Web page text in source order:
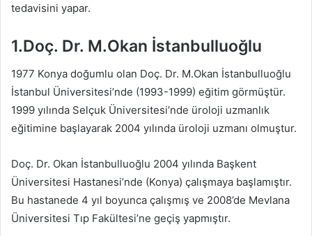
tedavisini yapar.
1.Doç. Dr. M.Okan İstanbulluoğlu
1977 Konya doğumlu olan Doç. Dr. M.Okan İstanbulluoğlu
İstanbul Üniversitesi’nde (1993-1999) eğitim görmüştür.
1999 yılında Selçuk Üniversitesi’nde üroloji uzmanlık
eğitimine başlayarak 2004 yılında üroloji uzmanı olmuştur.
Doç. Dr. Okan İstanbulluoğlu 2004 yılında Başkent
Üniversitesi Hastanesi’nde (Konya) çalışmaya başlamıştır.
Bu hastanede 4 yıl boyunca çalışmış ve 2008’de Mevlana
Üniversitesi Tıp Fakültesi’ne geçiş yapmıştır.